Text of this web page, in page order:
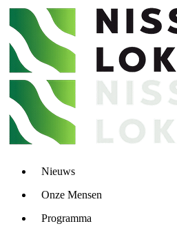
Nieuws
Onze Mensen
Programma